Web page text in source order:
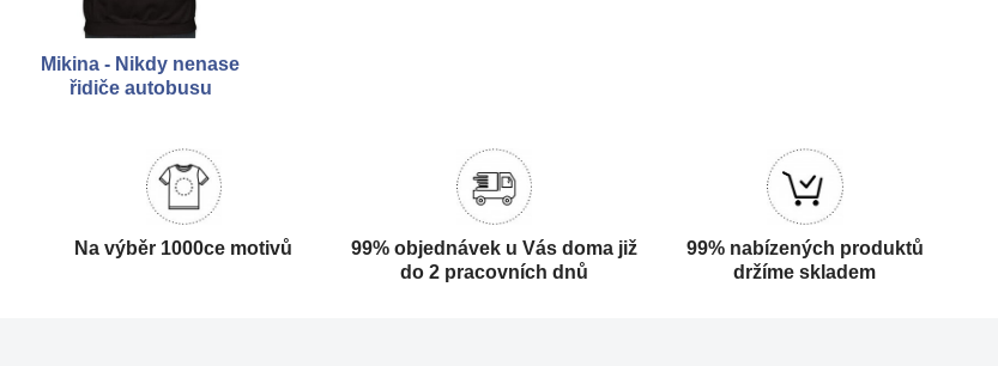
Mikina - Nikdy nenase
řidiče autobusu
Na výběr 1000ce motivů
99% objednávek u Vás doma již
do 2 pracovních dnů
99% nabízených produktů
držíme skladem